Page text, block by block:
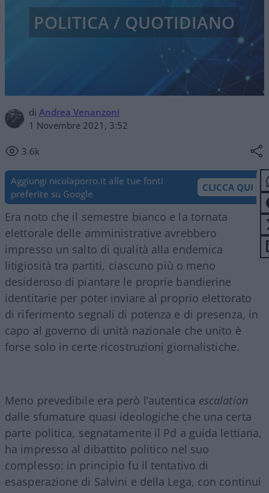
di Andrea Venanzoni
1 Novembre 2021, 3:52
3.6k
POLITICA / QUOTIDIANO
Aggiungi nicolaporro.it alle tue fonti
preferite su Google
CLICCA QUI
Era noto che il semestre bianco e la tornata
elettorale delle amministrative avrebbero
impresso un salto di qualità alla endemica
litigiosità tra partiti, ciascuno più o meno
desideroso di piantare le proprie bandierine
identitarie per poter inviare al proprio elettorato
di riferimento segnali di potenza e di presenza, in
capo al governo di unità nazionale che unito è
forse solo in certe ricostruzioni giornalistiche.
Meno prevedibile era però l’autentica escalation
dalle sfumature quasi ideologiche che una certa
parte politica, segnatamente il Pd a guida lettiana,
ha impresso al dibattito politico nel suo
complesso: in principio fu il tentativo di
esasperazione di Salvini e della Lega, con continui